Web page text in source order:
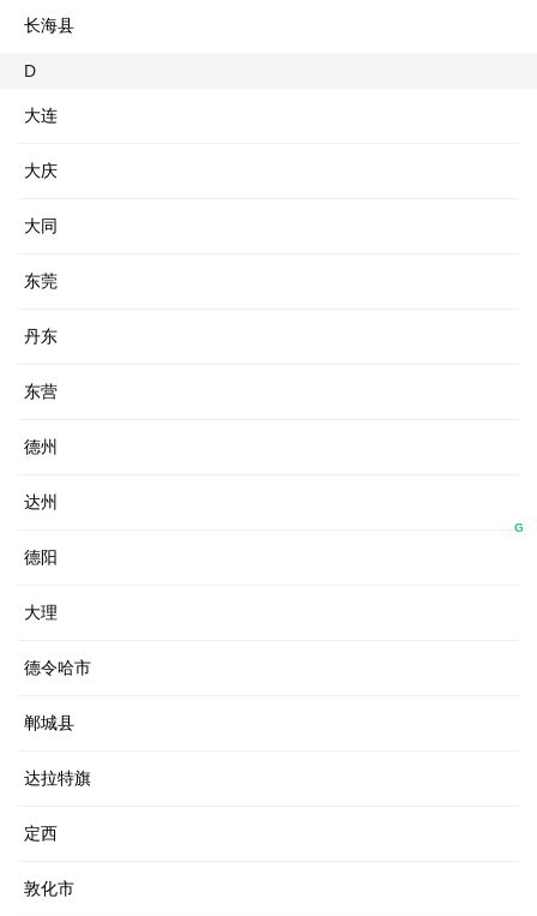
长海县
D
大连
大庆
大同
东莞
丹东
东营
德州
达州
德阳
大理
德令哈市
郸城县
达拉特旗
定西
敦化市
G